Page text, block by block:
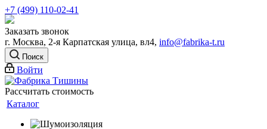
+7 (499) 110-02-41
Заказать звонок
г. Москва, 2-я Карпатская улица, вл4, info@fabrika-t.ru
Поиск
Войти
Рассчитать стоимость
Каталог